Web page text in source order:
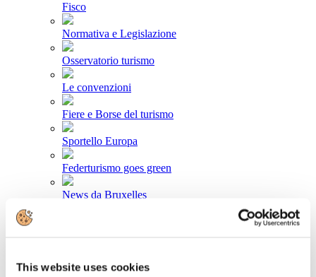
This website uses cookies
Fisco
Normativa e Legislazione
Osservatorio turismo
Le convenzioni
Fiere e Borse del turismo
Sportello Europa
Federturismo goes green
News da Bruxelles